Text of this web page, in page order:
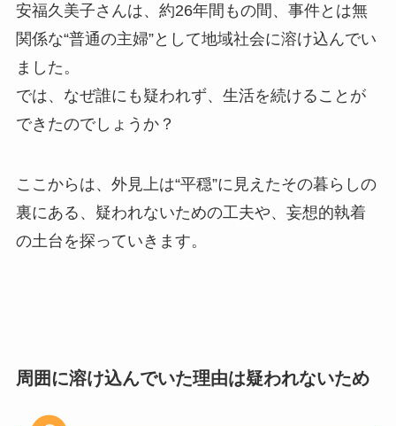
安福久美子さんは、約26年間もの間、事件とは無
関係な“普通の主婦”として地域社会に溶け込んでい
ました。
では、なぜ誰にも疑われず、生活を続けることが
できたのでしょうか？
ここからは、外見上は“平穏”に見えたその暮らしの
裏にある、疑われないための工夫や、妄想的執着
の土台を探っていきます。
周囲に溶け込んでいた理由は疑われないため